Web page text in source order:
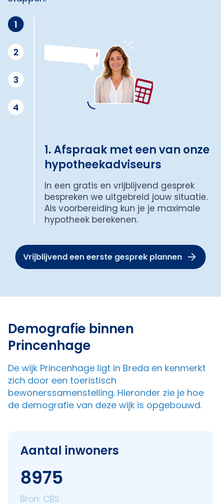
1
2
3
4
1. Afspraak met een van onze
hypotheekadviseurs
In een gratis en vrijblijvend gesprek
bespreken we uitgebreid jouw situatie.
Als voorbereiding kun je je maximale
hypotheek berekenen.
Vrijblijvend een eerste gesprek plannen
Demografie binnen
Princenhage
De wijk Princenhage ligt in Breda en kenmerkt
zich door een toeristisch
bewonerssamenstelling. Hieronder zie je hoe
de demografie van deze wijk is opgebouwd.
Aantal inwoners
8975
Bron: CBS